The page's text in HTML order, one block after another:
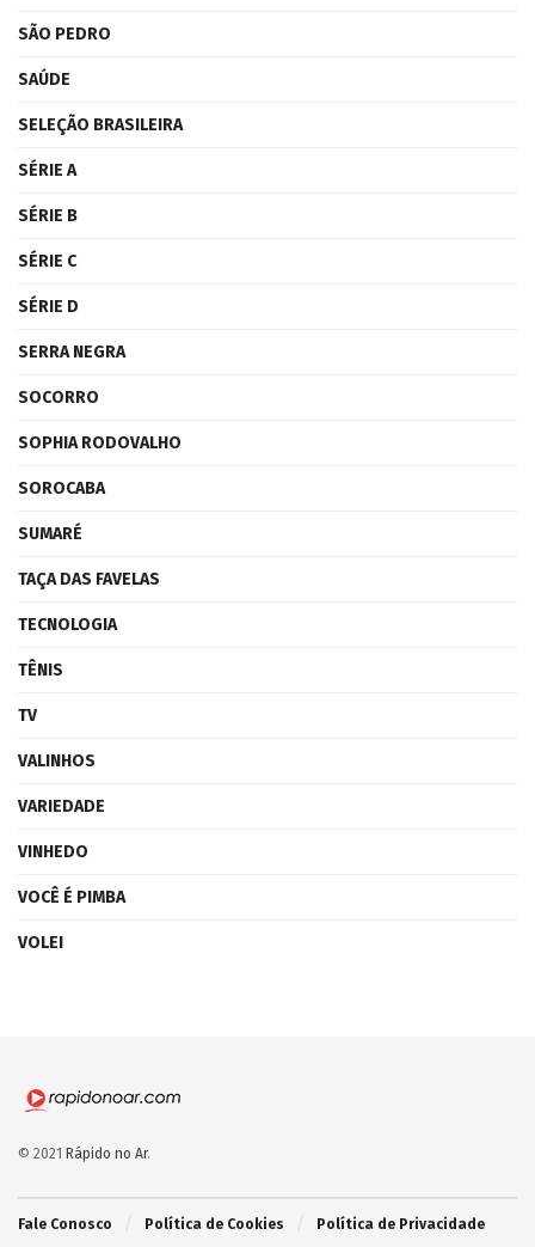
SÃO PEDRO
SAÚDE
SELEÇÃO BRASILEIRA
SÉRIE A
SÉRIE B
SÉRIE C
SÉRIE D
SERRA NEGRA
SOCORRO
SOPHIA RODOVALHO
SOROCABA
SUMARÉ
TAÇA DAS FAVELAS
TECNOLOGIA
TÊNIS
TV
VALINHOS
VARIEDADE
VINHEDO
VOCÊ É PIMBA
VOLEI
© 2021 Rápido no Ar.
Fale Conosco Política de Cookies Política de Privacidade